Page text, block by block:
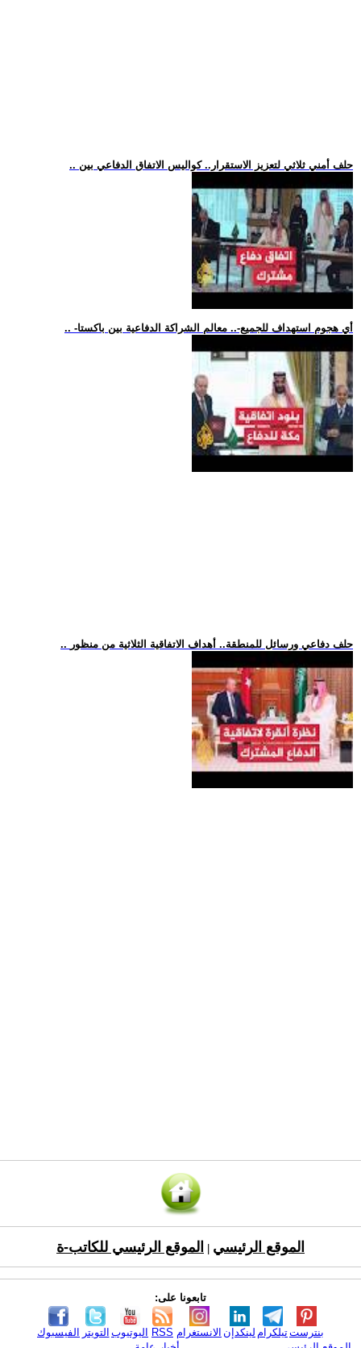
.. حلف أمني ثلاثي لتعزيز الاستقرار.. كواليس الاتفاق الدفاعي بين
.. -أي هجوم استهداف للجميع-.. معالم الشراكة الدفاعية بين باكستا
.. حلف دفاعي ورسائل للمنطقة.. أهداف الاتفاقية الثلاثية من منظور
الموقع الرئيسي الموقع الرئيسي للكاتب-ة
تابعونا على:
الفيسبوك التويتر اليوتيوب RSS الانستغرام لينكدإن تيلكرامبنترست